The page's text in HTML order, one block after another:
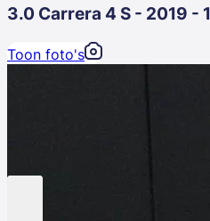
3.0 Carrera 4 S - 2019 -
Toon foto's